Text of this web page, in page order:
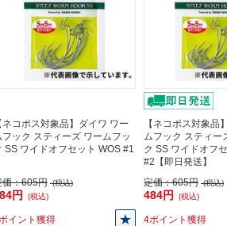
ネコポス対象品】ダイワ ワー
フック スティーズ ワームフッ
SS ワイドオフセット WOS #1
価：605円 (税込)
円 (税込)
イント獲得
【ネコポス対象品
ムフック スティー
ク SS ワイドオフ
#2【即日発送】
定価：605円 (税込)
484円 (税込)
4ポイント獲得